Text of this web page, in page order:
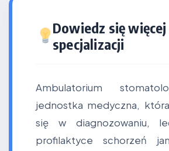
Dowiedz się więcej
specjalizacji
Ambulatorium
jednostka medyczna,
się w diagnozowaniu,
profilaktyce schorzeń